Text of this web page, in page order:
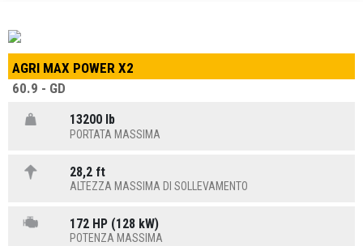
AGRI MAX POWER X2
60.9 - GD
13200 lb
PORTATA MASSIMA
28,2 ft
ALTEZZA MASSIMA DI SOLLEVAMENTO
172 HP (128 kW)
POTENZA MASSIMA